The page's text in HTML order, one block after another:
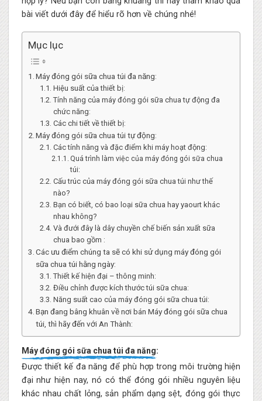
bài viết dưới đây để hiểu rõ hơn về chúng nhé!
Mục lục
Máy đóng gói sữa chua túi đa năng:
Hiệu suất của thiết bị:
Tính năng của máy đóng gói sữa chua tự động đa
chức năng:
Các chi tiết về thiết bị:
Máy đóng gói sữa chua túi tự động:
Các tính năng và đặc điểm khi máy hoạt động:
Quá trình làm việc của máy đóng gói sữa chua
túi:
Cấu trúc của máy đóng gói sữa chua túi như thế
nào?
Bạn có biết, có bao loại sữa chua hay yaourt khác
nhau không?
Và đưới đây là dây chuyền chế biến sản xuất sữa
chua bao gồm :
Các ưu điểm chúng ta sẽ có khi sử dụng máy đóng gói
sữa chua túi hằng ngày:
Thiết kế hiện đại – thông minh:
Điều chỉnh được kích thước túi sữa chua:
Năng suất cao của máy đóng gói sữa chua túi:
Bạn đang bâng khuân về nơi bán Máy đóng gói sữa chua
túi, thì hãy đến với An Thành:
Máy đóng gói sữa chua túi đa năng:
Được thiết kế đa năng để phù hợp trong môi trường hiện
đại như hiện nay, nó có thể đóng gói nhiều nguyên liệu
khác nhau chất lỏng, sản phẩm dạng sệt, đóng gói thực